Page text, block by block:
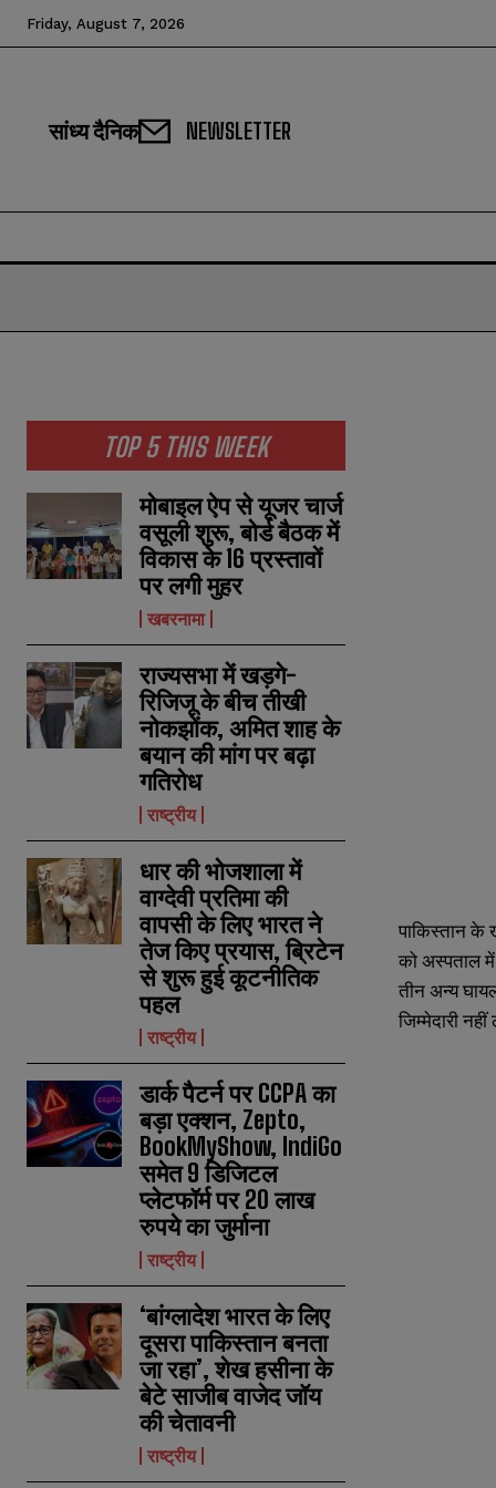
Friday, August 7, 2026
सांध्य दैनिक NEWSLETTER
TOP 5 THIS WEEK
मोबाइल ऐप से यूजर चार्ज
वसूली शुरू, बोर्ड बैठक में
विकास के 16 प्रस्तावों
पर लगी मुहर
खबरनामा
राज्यसभा में खड़गे-
रिजिजू के बीच तीखी
नोकझोंक, अमित शाह के
बयान की मांग पर बढ़ा
गतिरोध
राष्ट्रीय
धार की भोजशाला में
वाग्देवी प्रतिमा की
वापसी के लिए भारत ने
तेज किए प्रयास, ब्रिटेन
से शुरू हुई कूटनीतिक
पहल
राष्ट्रीय
डार्क पैटर्न पर CCPA का
बड़ा एक्शन, Zepto,
BookMyShow, IndiGo
समेत 9 डिजिटल
प्लेटफॉर्म पर 20 लाख
रुपये का जुर्माना
राष्ट्रीय
‘बांग्लादेश भारत के लिए
दूसरा पाकिस्तान बनता
जा रहा’, शेख हसीना के
बेटे साजीब वाजेद जॉय
की चेतावनी
राष्ट्रीय
पाकिस्तान के
को अस्पताल में
तीन अन्य
जिम्मेदारी